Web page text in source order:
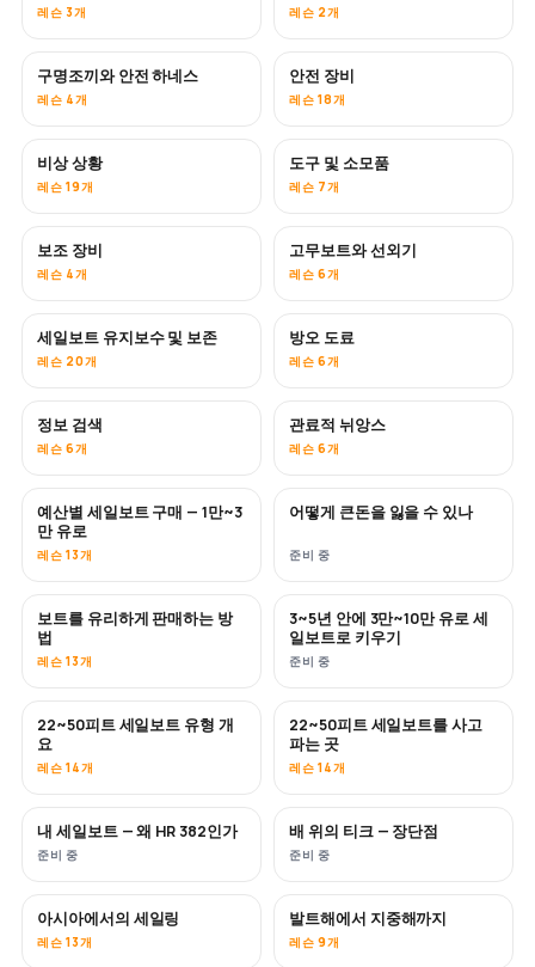
레슨 3개 레슨 2개
구명조끼와 안전 하네스
레슨 4개
안전 장비
레슨 18개
비상 상황
레슨 19개
도구 및 소모품
레슨 7개
보조 장비
레슨 4개
고무보트와 선외기
레슨 6개
세일보트 유지보수 및 보존
레슨 20개
곧 공개
방오 도료
레슨 6개
정보 검색
레슨 6개
관료적 뉘앙스
레슨 6개
곧 공개
예산별 세일보트 구매 — 1만~3
만 유로
레슨 13개
곧 공개
어떻게 큰돈을 잃을 수 있나
준비 중
신규
보트를 유리하게 판매하는 방
법
레슨 13개
신규
3~5년 안에 3만~10만 유로 세
일보트로 키우기
준비 중
곧 공개
22~50피트 세일보트 유형 개
요
레슨 14개
곧 공개
22~50피트 세일보트를 사고
파는 곳
레슨 14개
곧 공개
내 세일보트 — 왜 HR 382인가
준비 중
곧 공개
배 위의 티크 — 장단점
준비 중
곧 공개
아시아에서의 세일링
레슨 13개
곧 공개
발트해에서 지중해까지
레슨 9개